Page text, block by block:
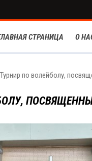
СТРАНИЦА О
по волейболу,